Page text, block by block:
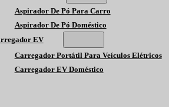
Aspirador De Pó Para Carro
Aspirador De Pó Doméstico
EV
Carregador Portátil Para Veículos Elétricos
Carregador EV Doméstico